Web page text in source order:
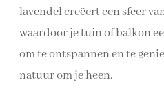
lavendel creëert een sfeer
waardoor je tuin of balkon
om te ontspannen en te
natuur om je heen.